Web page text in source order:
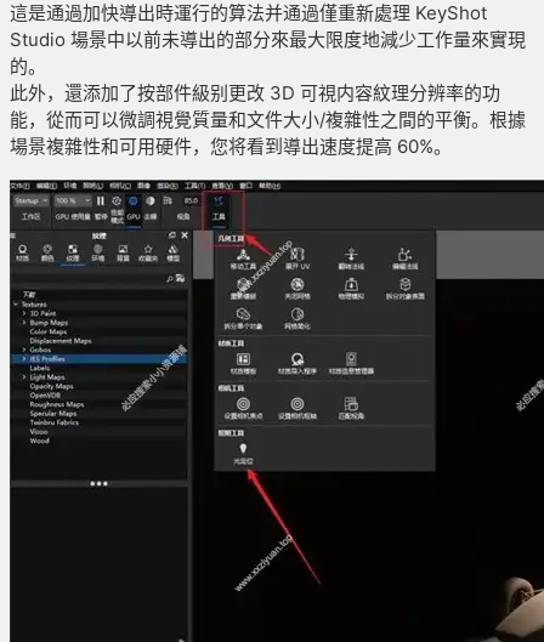
這是通過加快導出時運行的算法并通過僅重新處理 KeyShot
Studio 場景中以前未導出的部分來最大限度地減少工作量來實現
的。
此外，還添加了按部件級别更改 3D 可視内容紋理分辨率的功
能，從而可以微調視覺質量和文件大小/複雜性之間的平衡。根據
場景複雜性和可用硬件，您将看到導出速度提高 60%。